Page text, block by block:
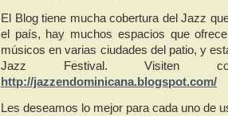
El Blog tiene mucha cobertura del Jazz
el país, hay muchos espacios que
músicos en varias ciudades del patio, y
Jazz Festival. Visiten
http://jazzendominicana.blogspot.com/
Les deseamos lo mejor para cada uno de